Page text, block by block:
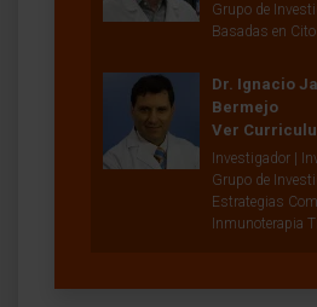
Grupo de
Basadas en
Dr. Ignacio
Bermejo
Ver
Investigador |
Grupo de
Estrategias
Inmunoterapia